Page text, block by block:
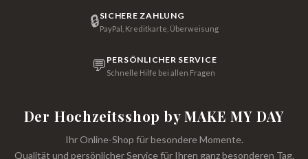
🔒SICHERE ZAHLUNG
PayPal, Kreditkarte, Überweisung
💬 PERSÖNLICHER SERVICE
Schnelle Hilfe bei allen Fragen
Der Hochzeitsshop by MAKE MY DAY
Ihr Online-Shop für besondere Momente.
Qualität und persönlicher Service für Ihren ganz besonderen Tag.